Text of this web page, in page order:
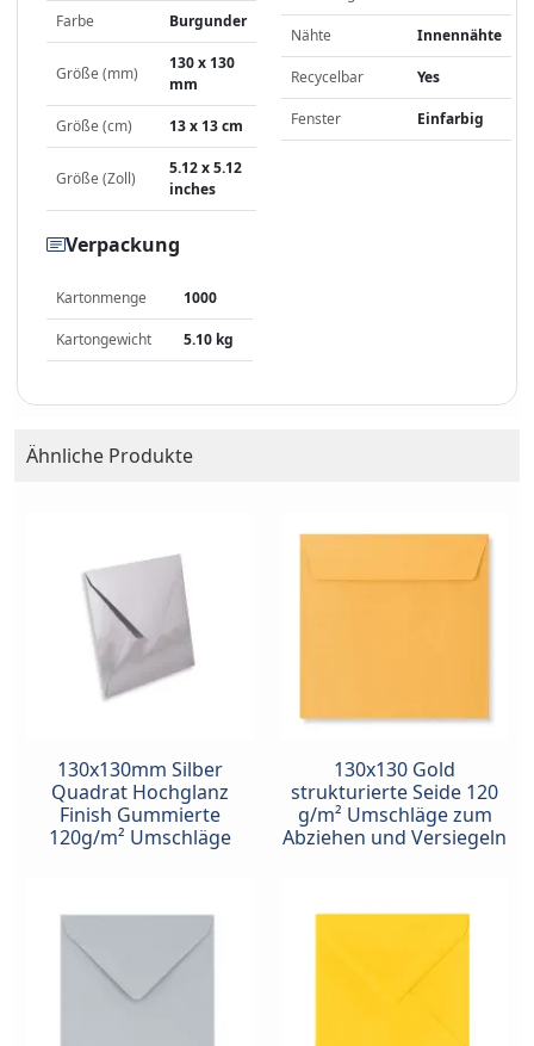
Farbe Burgunder
Größe (mm)
130 x 130
mm
Größe (cm) 13 x 13 cm
Größe (Zoll)
5.12 x 5.12
inches
Nähte Innennähte
Recycelbar Yes
Fenster Einfarbig
Verpackung
Kartonmenge 1000
Kartongewicht 5.10 kg
Ähnliche Produkte
130x130mm Silber
Quadrat Hochglanz
Finish Gummierte
120g/m² Umschläge
130x130 Gold
strukturierte Seide 120
g/m² Umschläge zum
Abziehen und Versiegeln